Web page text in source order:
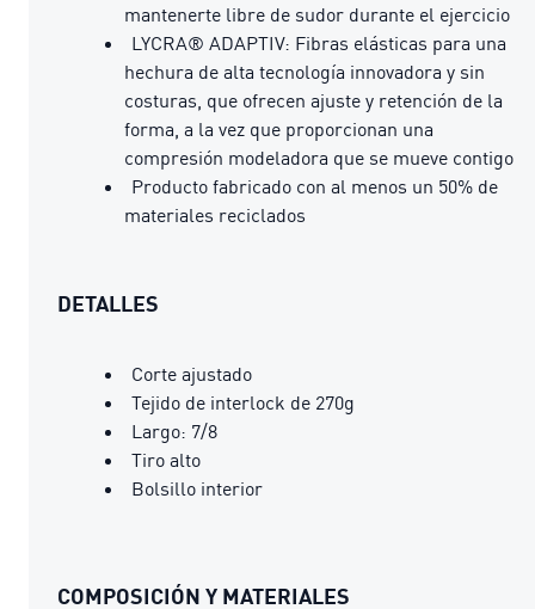
mantenerte libre de sudor durante el ejercicio
LYCRA® ADAPTIV: Fibras elásticas para una
hechura de alta tecnología innovadora y sin
costuras, que ofrecen ajuste y retención de la
forma, a la vez que proporcionan una
compresión modeladora que se mueve contigo
Producto fabricado con al menos un 50% de
materiales reciclados
DETALLES
Corte ajustado
Tejido de interlock de 270g
Largo: 7/8
Tiro alto
Bolsillo interior
COMPOSICIÓN Y MATERIALES